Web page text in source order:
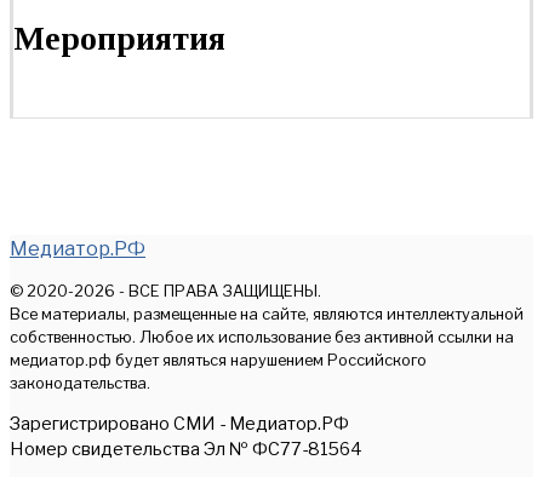
Мероприятия
Медиатор.РФ
© 2020-2026 - ВСЕ ПРАВА ЗАЩИЩЕНЫ.
Все материалы, размещенные на сайте, являются интеллектуальной
собственностью. Любое их использование без активной ссылки на
медиатор.рф будет являться нарушением Российского
законодательства.
Зарегистрировано СМИ - Медиатор.РФ
Номер свидетельства Эл № ФС77-81564